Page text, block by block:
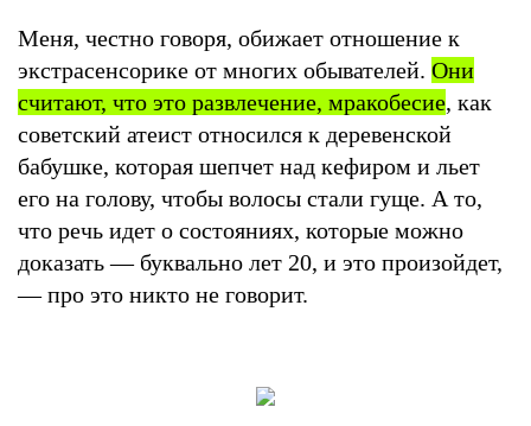
Меня, честно говоря, обижает отношение к
экстрасенсорике от многих обывателей. Они
считают, что это развлечение, мракобесие, как
советский атеист относился к деревенской
бабушке, которая шепчет над кефиром и льет
его на голову, чтобы волосы стали гуще. А то,
что речь идет о состояниях, которые можно
доказать — буквально лет 20, и это произойдет,
— про это никто не говорит.